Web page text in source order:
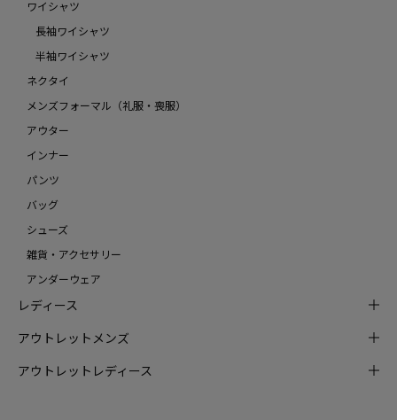
ワイシャツ
長袖ワイシャツ
半袖ワイシャツ
ネクタイ
メンズフォーマル（礼服・喪服）
アウター
インナー
パンツ
バッグ
シューズ
雑貨・アクセサリー
アンダーウェア
レディース
アウトレットメンズ
アウトレットレディース